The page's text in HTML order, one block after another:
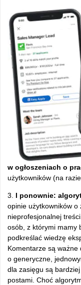
w ogłoszeniach o
użytkowników (na
3. I ponownie:
opinie użytkowników o
nieprofesjonalnej
osób, z którymi mamy
podkreślać wiedzę
Komentarze są
o generyczne,
dla zasięgu są
postami. Choć